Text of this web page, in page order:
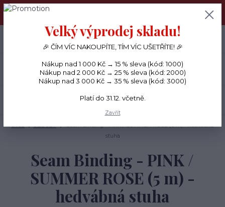
PŘÁNÍČKA a PAPÍROVÉ DÁRKY odesílám každý den, KREATIVNÍ
Menu
CZK
+420 734 380 930
(Po-Ne, 8-20 hod.)
stuha
Seam Binding - PINK /
SUMMER ROSE (5 m) -
hedvábná stuha
Velký výprodej skladu!
🎉 ČÍM VÍC NAKOUPÍTE, TÍM VÍC UŠETŘÍTE! 🎉
Nákup nad 1 000 Kč → 15 % sleva (kód: 1000)
Nákup nad 2 000 Kč → 25 % sleva (kód: 2000)
Nákup nad 3 000 Kč → 35 % sleva (kód: 3000)
Platí do 31.12. včetně.
Zavřít